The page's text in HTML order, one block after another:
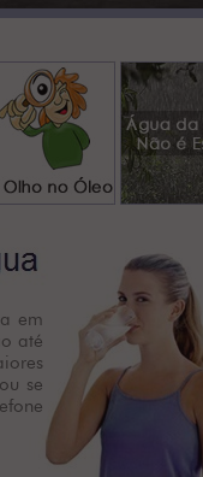
em
até
se